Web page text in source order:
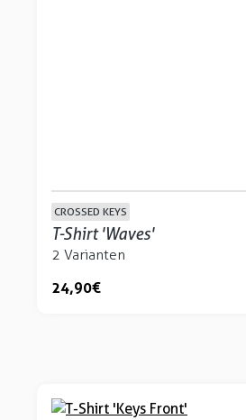
CROSSED KEYS
T-Shirt 'Waves'
2 Varianten
24,90 €